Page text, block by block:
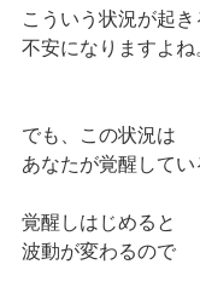
こういう状況が起き
不安になりますよね
でも、この状況は
あなたが覚醒してい
覚醒しはじめると
波動が変わるので